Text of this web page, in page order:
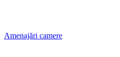
Amenajări camere